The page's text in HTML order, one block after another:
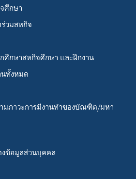
ศึกษา
วมสหกิจ
ศึกษาสหกิจศึกษา และฝึกงาน
นทั้งหมด
มภาวะการมีงานทำของบัณฑิต/มหา
งข้อมูลส่วนบุคคล